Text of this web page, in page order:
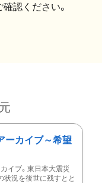
確認ください。
ーカイブ～希望
イブ。東日本大震災
状況を後世に残すとと